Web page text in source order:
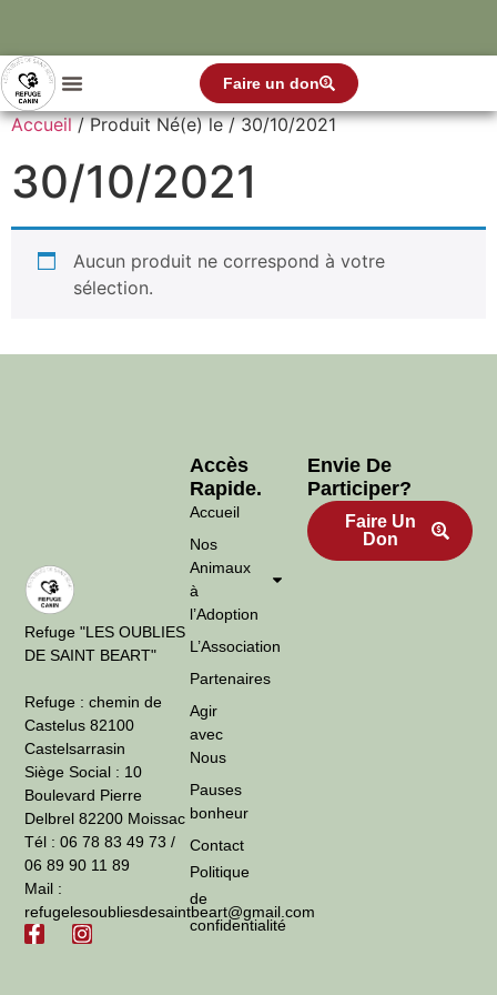
Faire un don
Accueil/ Produit Né(e) le / 30/10/2021
30/10/2021
Aucun produit ne correspond à votre
sélection.
Refuge "LES OUBLIES
DE SAINT BEART"
Refuge : chemin de
Castelus 82100
Castelsarrasin
Siège Social : 10
Boulevard Pierre
Delbrel 82200 Moissac
Tél : 06 78 83 49 73 /
06 89 90 11 89
Mail :
refugelesoubliesdesaintbeart@gmail.com
Accès
Rapide.
Accueil
Nos
Animaux
à
l’Adoption
L’Association
Partenaires
Agir
avec
Nous
Pauses
bonheur
Contact
Politique
de
confidentialité
Envie De
Participer?
Faire Un
Don